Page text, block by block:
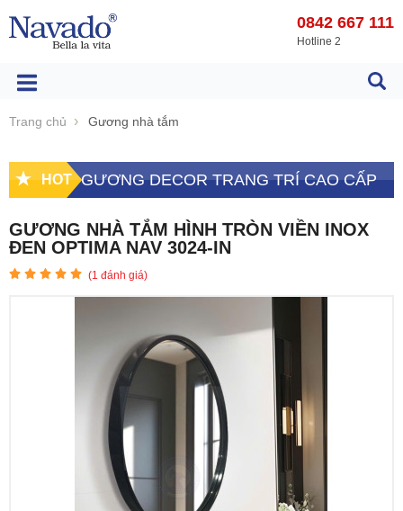
0842 667 111
Hotline 2
Trang chủ Gương nhà tắm
HOT GƯƠNG DECOR TRANG TRÍ CAO CẤP
GƯƠNG NHÀ TẮM HÌNH TRÒN VIỀN INOX
ĐEN OPTIMA NAV 3024-IN
(1 đánh giá)